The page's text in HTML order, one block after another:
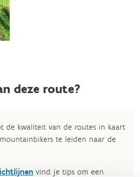
deze route?
de kwaliteit van de routes in kaart
te leiden naar de
vind je tips om een